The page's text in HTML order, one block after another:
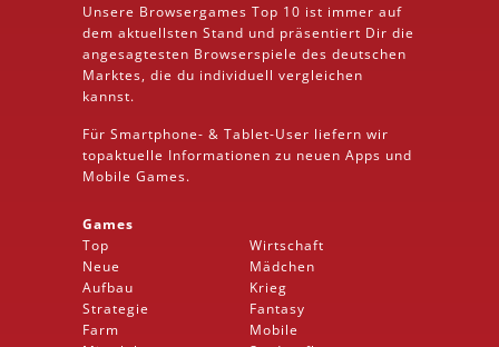
Unsere Browsergames Top 10 ist immer auf
dem aktuellsten Stand und präsentiert Dir die
angesagtesten Browserspiele des deutschen
Marktes, die du individuell vergleichen
kannst.
Für Smartphone- & Tablet-User liefern wir
topaktuelle Informationen zu neuen Apps und
Mobile Games.
Games
Top
Neue
Aufbau
Strategie
Farm
Wirtschaft
Mädchen
Krieg
Fantasy
Mobile